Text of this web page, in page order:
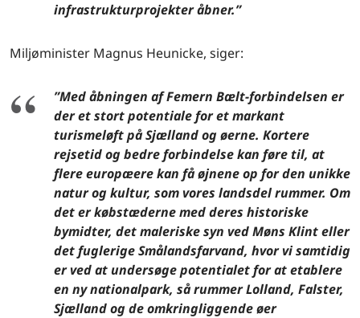
infrastrukturprojekter åbner.”
Miljøminister Magnus Heunicke, siger:
”Med åbningen af Femern Bælt-forbindelsen er
der et stort potentiale for et markant
turismeløft på Sjælland og øerne. Kortere
rejsetid og bedre forbindelse kan føre til, at
flere europæere kan få øjnene op for den unikke
natur og kultur, som vores landsdel rummer. Om
det er købstæderne med deres historiske
bymidter, det maleriske syn ved Møns Klint eller
det fuglerige Smålandsfarvand, hvor vi samtidig
er ved at undersøge potentialet for at etablere
en ny nationalpark, så rummer Lolland, Falster,
Sjælland og de omkringliggende øer